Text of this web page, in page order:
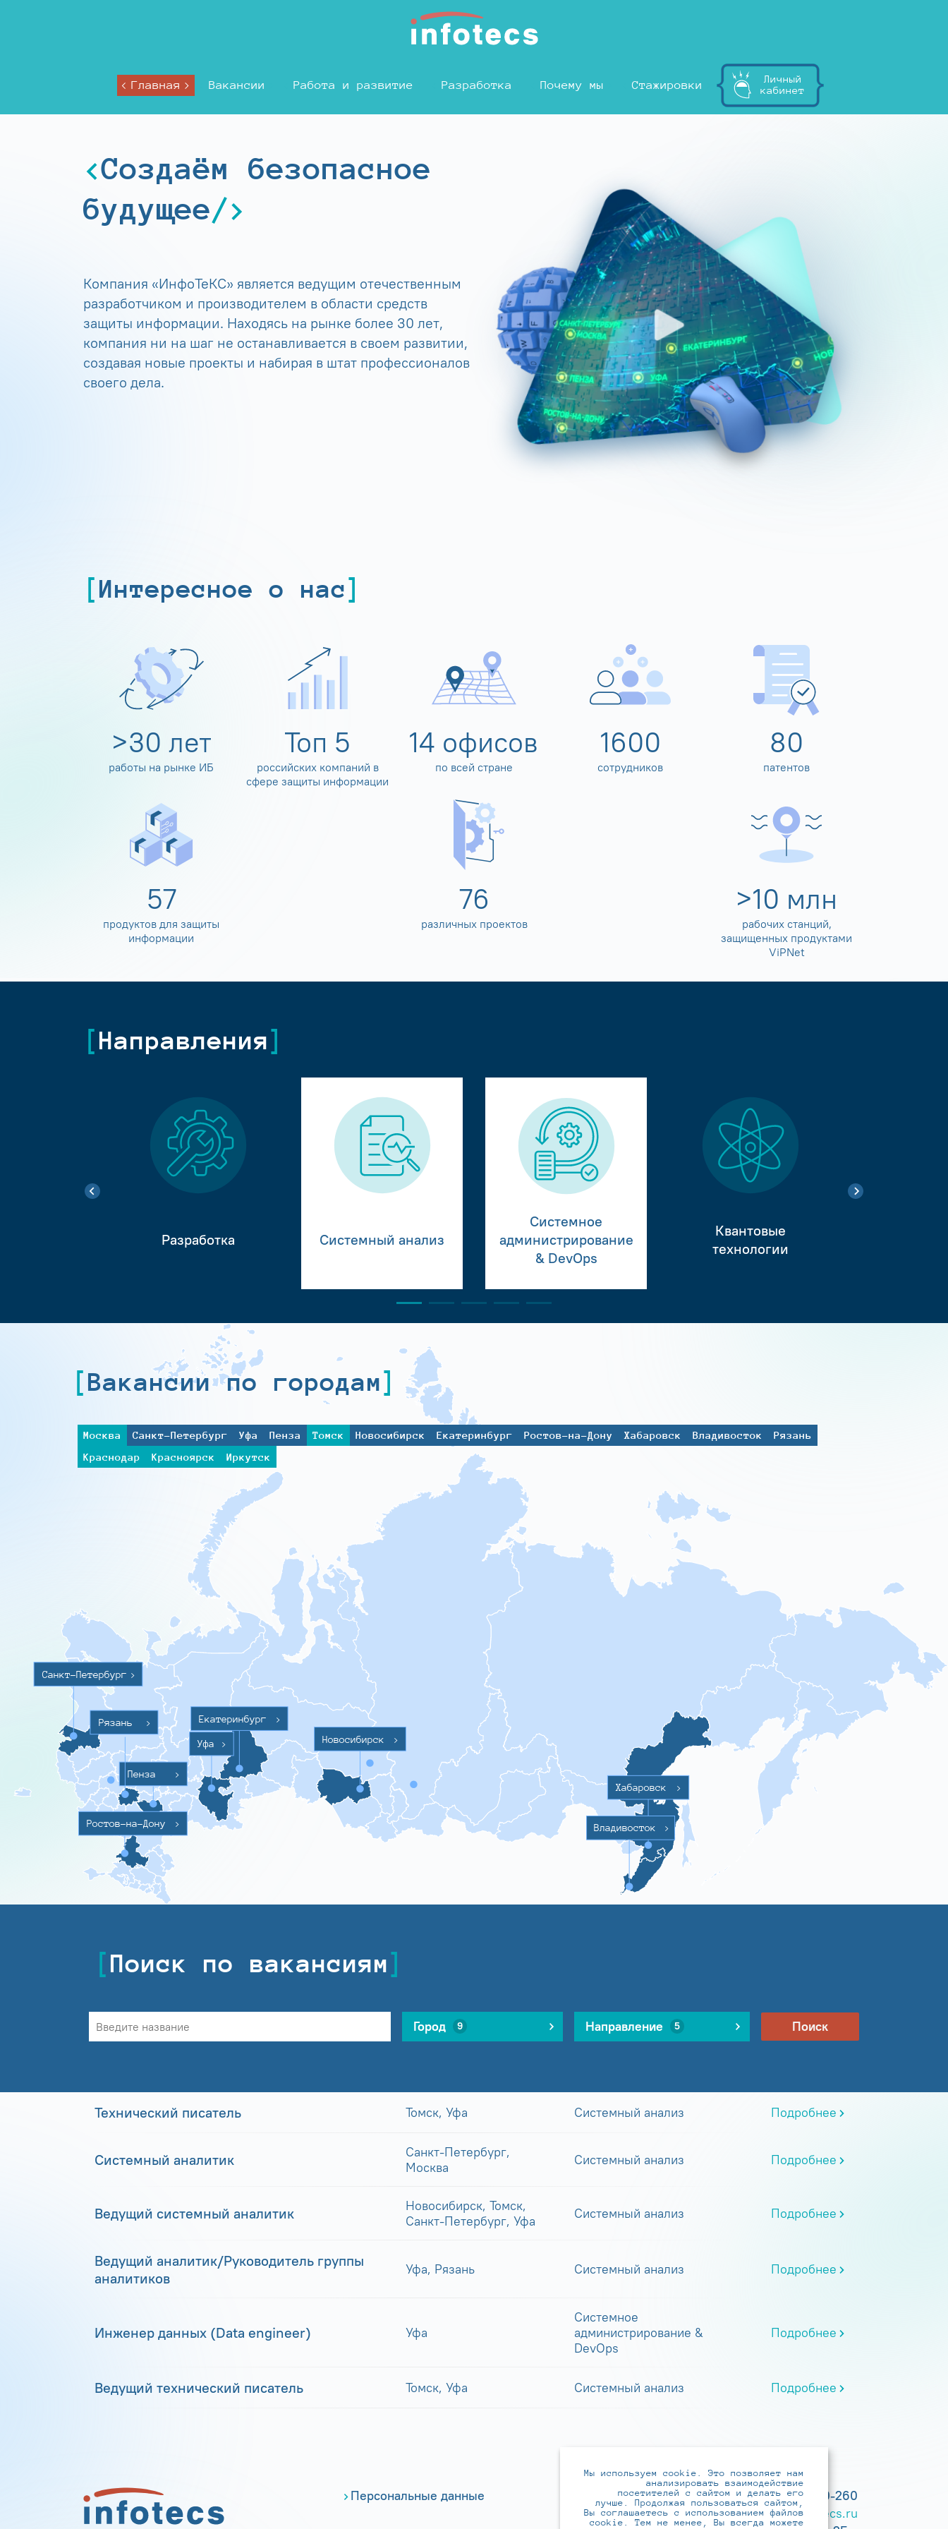
Главная Вакансии Работа и развитие Разработка Почему мы Стажировки
Личный
кабинет
Создаём безопасное
будущее
Компания «ИнфоТеКС» является ведущим отечественным
разработчиком и производителем в области средств
защиты информации. Находясь на рынке более 30 лет,
компания ни на шаг не останавливается в своем развитии,
создавая новые проекты и набирая в штат профессионалов
своего дела.
Интересное о нас
>30 лет
работы на рынке ИБ
Топ 5
российских компаний в
сфере защиты информации
14 офисов
по всей стране
1600
сотрудников
80
патентов
60
продуктов для защиты
информации
80
различных проектов
>10 млн
рабочих станций,
защищенных продуктами
ViPNet
Направления
Разработка Системный анализ
Системное
администрирование
& DevOps
Квантовые
технологии
Вакансии по городам
Москва Санкт-Петербург Уфа Пенза Томск Новосибирск Екатеринбург Ростов-на-Дону Хабаровск Владивосток
Рязань
Краснодар
Красноярск Иркутск
Санкт-Петербург >
Ростов-на-Дону >
Пенза >
Уфа >
Екатеринбург
>
Новосибирск
>
Хабаровск >
Владивосток >
Рязань >
Поиск по вакансиям
Город 9 Направление 5 Поиск
Технический писатель Томск, Уфа Системный анализ Подробнее
Системный аналитик
Санкт-Петербург,
Москва
Системный анализ Подробнее
Ведущий системный аналитик
Новосибирск, Томск,
Санкт-Петербург, Уфа
Системный анализ Подробнее
Ведущий аналитик/Руководитель группы
аналитиков
Уфа, Рязань Системный анализ Подробнее
Инженер данных (Data engineer) Уфа
Системное
администрирование &
DevOps
Подробнее
Ведущий технический писатель Томск, Уфа Системный анализ Подробнее
Персональные данные
+7 (495) 737-6192, 8-800-250-0-260
practice@infotecs.ru ,hr@infotecs.ru
Мы используем cookie. Это позволяет нам
анализировать взаимодействие
посетителей с сайтом и делать его
лучше. Продолжая пользоваться сайтом,
Вы соглашаетесь с использованием файлов
cookie. Тем не менее, Вы всегда можете